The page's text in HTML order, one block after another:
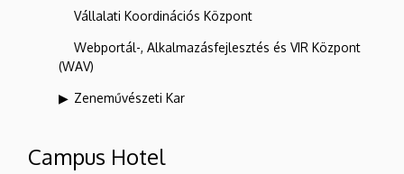
Vállalati Koordinációs Központ
Webportál-, Alkalmazásfejlesztés és VIR Központ
(WAV)
Zeneművészeti Kar
Campus Hotel